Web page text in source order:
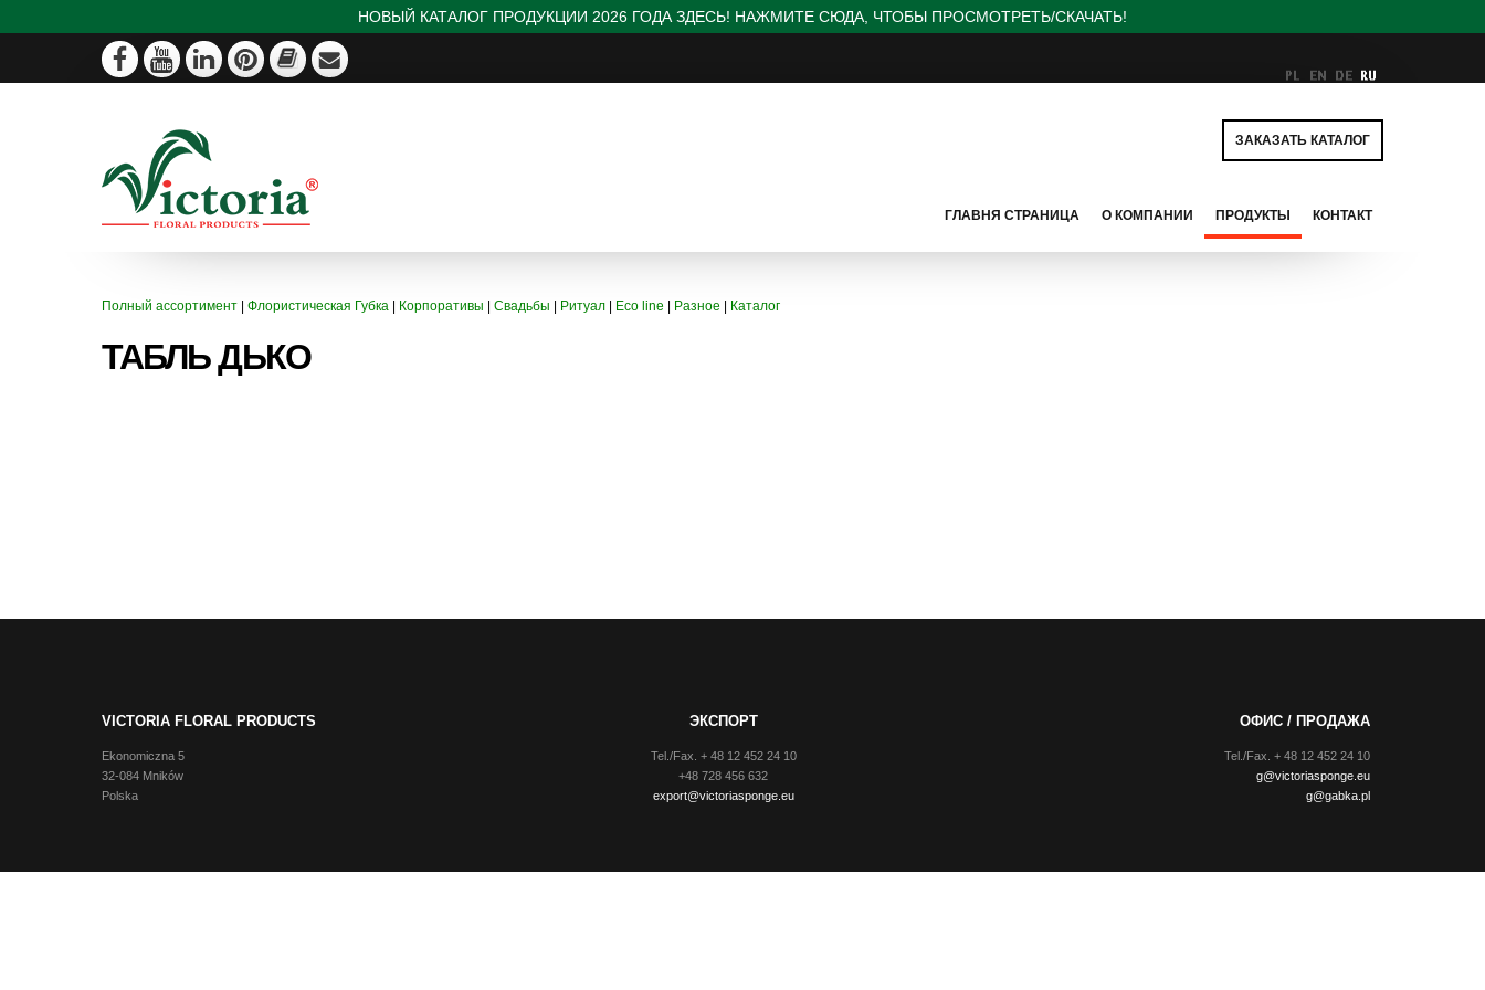
НОВЫЙ КАТАЛОГ ПРОДУКЦИИ 2026 ГОДА ЗДЕСЬ! НАЖМИТЕ СЮДА, ЧТОБЫ ПРОСМОТРЕТЬ/СКАЧАТЬ!
ЗАКАЗАТЬ КАТАЛОГ
ГЛАВНЯ СТРАНИЦА О КОМПАНИИ ПРОДУКТЫ КОНТАКТ
Полный ассортимент Флористическая Губка Корпоративы Свадьбы Ритуал Eco line Разное Каталог
ТАБЛЬ ДЬКО
VICTORIA FLORAL PRODUCTS
Ekonomiczna 5
32-084 Mników
Polska
ЭКСПОРТ
Tel./Fax. + 48 12 452 24 10
+48 728 456 632
export@victoriasponge.eu
ОФИС / ПРОДАЖА
Tel./Fax. + 48 12 452 24 10
g@victoriasponge.eu
g@gabka.pl